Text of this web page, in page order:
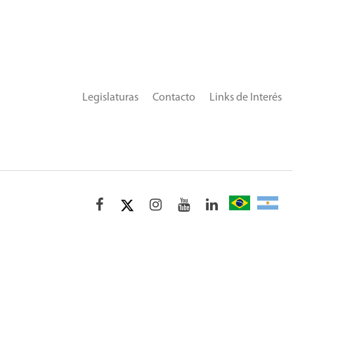
Links de Interés
Contacto
Legislaturas